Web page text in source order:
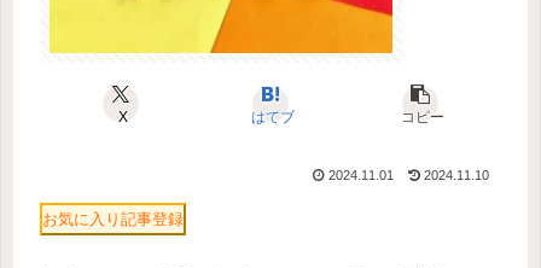
X はてブ コピー
2024.11.01 2024.11.10
お気に入り記事登録